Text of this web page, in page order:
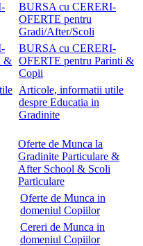
BURSA cu CERERI-
OFERTE pentru
Gradi/After/Scoli
BURSA cu CERERI-
OFERTE pentru Parinti &
Copii
Articole, informatii utile
despre Educatia in
Gradinite
Oferte de Munca la
Gradinite Particulare &
After School & Scoli
Particulare
Oferte de Munca in
domeniul Copiilor
Cereri de Munca in
domeniul Copiilor